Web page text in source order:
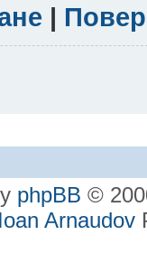
|
phpBB ©
Ioan Arnaudov